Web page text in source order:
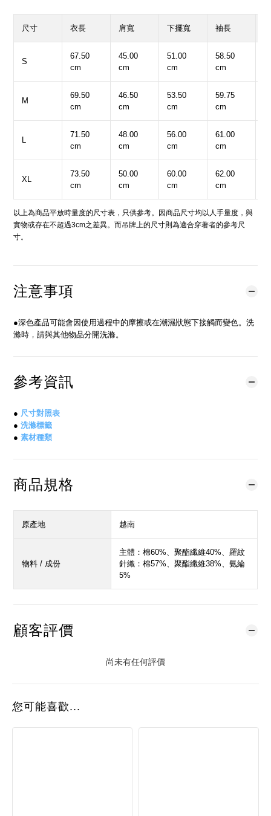
尺寸 衣長 肩寬 下擺寬 袖長
S
67.50
cm
45.00
cm
51.00
cm
58.50
cm
M
69.50
cm
46.50
cm
53.50
cm
59.75
cm
L
71.50
cm
48.00
cm
56.00
cm
61.00
cm
XL
73.50
cm
50.00
cm
60.00
cm
62.00
cm
以上為商品平放時量度的尺寸表，只供參考。因商品尺寸均以人手量度，與
實物或存在不超過3cm之差異。而吊牌上的尺寸則為適合穿著者的參考尺
寸。
注意事項
●深色產品可能會因使用過程中的摩擦或在潮濕狀態下接觸而變色。洗
滌時，請與其他物品分開洗滌。
參考資訊
● 尺寸對照表
● 洗滌標籤
● 素材種類
商品規格
原產地 越南
物料 / 成份
主體：棉60%、聚酯纖維40%、羅紋
針織：棉57%、聚酯纖維38%、氨綸
5%
顧客評價
尚未有任何評價
您可能喜歡...